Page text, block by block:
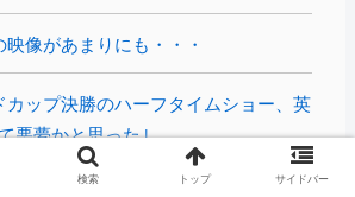
像があまりにも・・・
カップ決勝のハーフタイムショー、英
悪夢かと思った｣
検索 トップ サイドバー